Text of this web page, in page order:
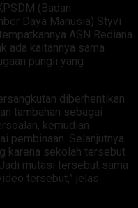
(Badan
Daya Manusia) Styvi
ASN Rediana
ada kaitannya sama
pungli yang
diberhentikan
tambahan sebagai
kemudian
pembinaan. Selanjutnya
karena sekolah tersebut
mutasi tersebut sama
tersebut,” jelas